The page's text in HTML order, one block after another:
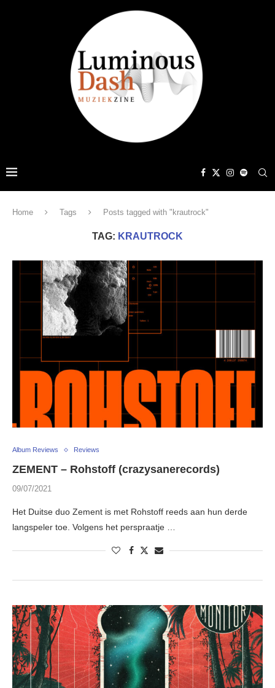
Home Tags Posts tagged with "krautrock"
TAG: KRAUTROCK
Album Reviews Reviews
ZEMENT – Rohstoff (crazysanerecords)
09/07/2021
Het Duitse duo Zement is met Rohstoff reeds aan hun derde
langspeler toe. Volgens het perspraatje …